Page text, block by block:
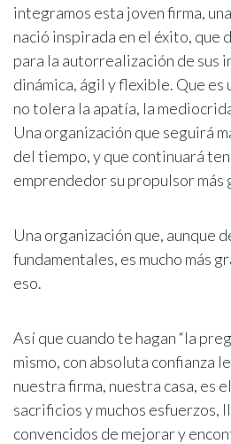
integramos esta joven firma,
nació inspirada en el éxito, que
para la autorrealización de sus
dinámica, ágil y flexible. Que es
no tolera la apatía, la
Una organización que seguirá
del tiempo, y que continuará
emprendedor su propulsor más
Una organización que, aunque
fundamentales, es mucho más
eso.
Así que cuando te hagan “la
mismo, con absoluta confianza
nuestra firma, nuestra casa, es
sacrificios y muchos esfuerzos,
convencidos de mejorar y